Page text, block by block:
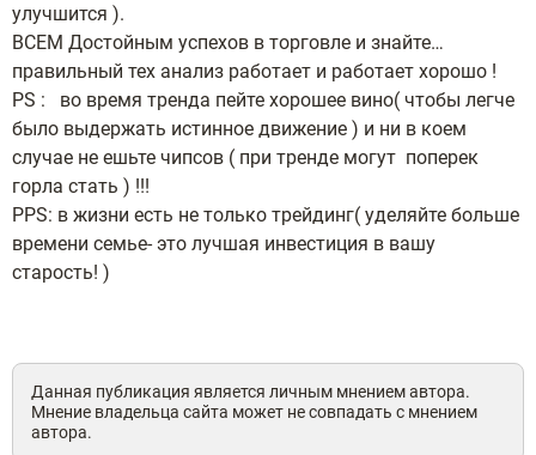
улучшится ).
ВСЕМ Достойным успехов в торговле и знайте…
правильный тех анализ работает и работает хорошо !
PS : во время тренда пейте хорошее вино( чтобы легче
было выдержать истинное движение ) и ни в коем
случае не ешьте чипсов ( при тренде могут поперек
горла стать ) !!!
PPS: в жизни есть не только трейдинг( уделяйте больше
времени семье- это лучшая инвестиция в вашу
старость! )
Данная публикация является личным мнением автора.
Мнение владельца сайта может не совпадать с мнением
автора.